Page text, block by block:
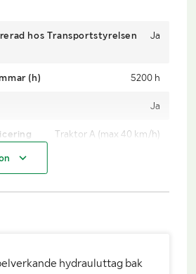
hos Transportstyrelsen Ja
(h) 5200 h
Ja
Traktor A (max 40 km/h)
däck fram 380 / 85 R30
hydrauluttag bak